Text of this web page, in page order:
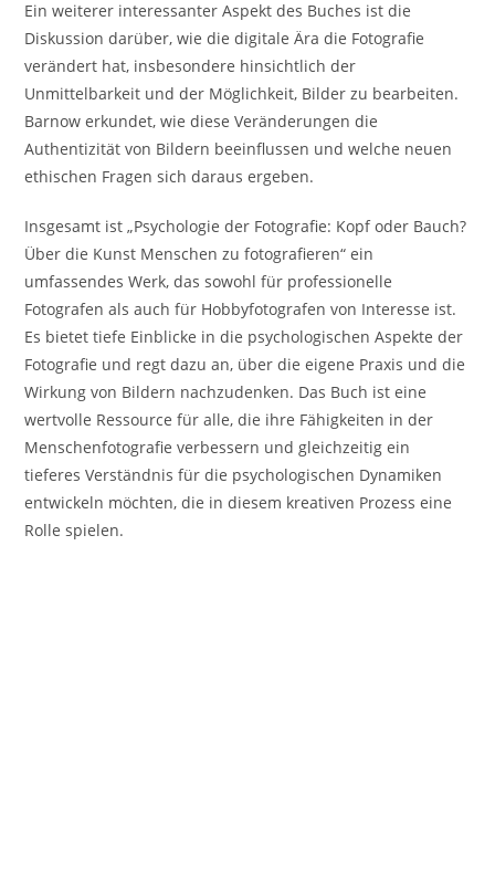
Ein weiterer interessanter Aspekt des Buches ist die
Diskussion darüber, wie die digitale Ära die Fotografie
verändert hat, insbesondere hinsichtlich der
Unmittelbarkeit und der Möglichkeit, Bilder zu bearbeiten.
Barnow erkundet, wie diese Veränderungen die
Authentizität von Bildern beeinflussen und welche neuen
ethischen Fragen sich daraus ergeben.
Insgesamt ist „Psychologie der Fotografie: Kopf oder Bauch?
Über die Kunst Menschen zu fotografieren“ ein
umfassendes Werk, das sowohl für professionelle
Fotografen als auch für Hobbyfotografen von Interesse ist.
Es bietet tiefe Einblicke in die psychologischen Aspekte der
Fotografie und regt dazu an, über die eigene Praxis und die
Wirkung von Bildern nachzudenken. Das Buch ist eine
wertvolle Ressource für alle, die ihre Fähigkeiten in der
Menschenfotografie verbessern und gleichzeitig ein
tieferes Verständnis für die psychologischen Dynamiken
entwickeln möchten, die in diesem kreativen Prozess eine
Rolle spielen.